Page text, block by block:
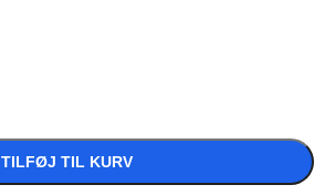
TILFØJ TIL KURV